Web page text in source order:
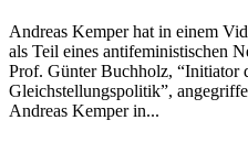
Andreas Kemper hat in einem
als Teil eines antifeministischen
Prof. Günter Buchholz, “Initiator
Gleichstellungspolitik”,
Andreas Kemper in...